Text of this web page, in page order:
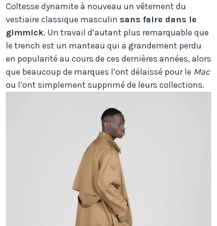
Coltesse dynamite à nouveau un vêtement du
vestiaire classique masculin sans faire dans le
gimmick. Un travail d’autant plus remarquable que
le trench est un manteau qui a grandement perdu
en popularité au cours de ces dernières années, alors
que beaucoup de marques l’ont délaissé pour le Mac
ou l’ont simplement supprimé de leurs collections.